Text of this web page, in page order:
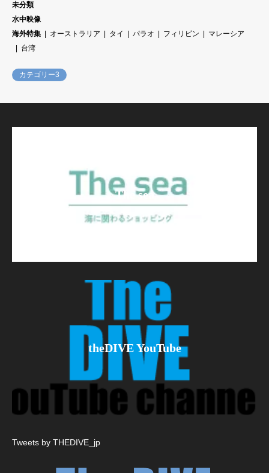
未分類
水中映像
海外特集
オーストラリア タイ パラオ フィリピン
マレーシア
台湾
カテゴリー3
The sea
theDIVE YouTube
Tweets by THEDIVE_jp